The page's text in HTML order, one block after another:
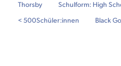
Thorsby
Schulform: High
< 500Schüler:innen Black